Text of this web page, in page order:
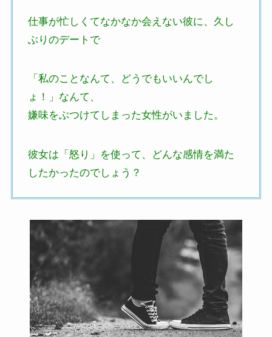
仕事が忙しくてなかなか会えない彼に、久し
ぶりのデートで
「私のことなんて、どうでもいいんでし
ょ！」なんて、
嫌味をぶつけてしまった女性がいました。
彼女は「怒り」を使って、どんな感情を満た
したかったのでしょう？